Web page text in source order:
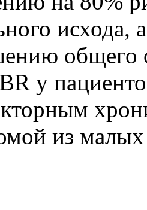
исхода,
общего
у
из